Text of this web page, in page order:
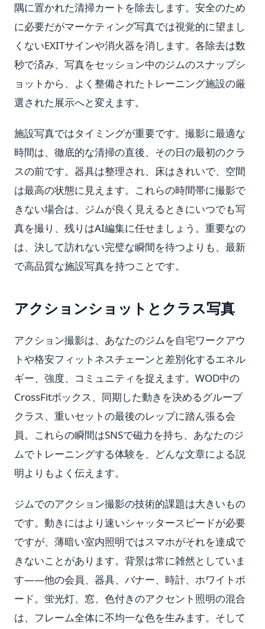
隅に置かれた清掃カートを除去します。安全のため
に必要だがマーケティング写真では視覚的に望まし
くないEXITサインや消火器を消します。各除去は数
秒で済み、写真をセッション中のジムのスナップシ
ョットから、よく整備されたトレーニング施設の厳
選された展示へと変えます。
施設写真ではタイミングが重要です。撮影に最適な
時間は、徹底的な清掃の直後、その日の最初のクラ
スの前です。器具は整理され、床はきれいで、空間
は最高の状態に見えます。これらの時間帯に撮影で
きない場合は、ジムが良く見えるときにいつでも写
真を撮り、残りはAI編集に任せましょう。重要なの
は、決して訪れない完璧な瞬間を待つよりも、最新
で高品質な施設写真を持つことです。
アクションショットとクラス写真
アクション撮影は、あなたのジムを自宅ワークアウ
トや格安フィットネスチェーンと差別化するエネル
ギー、強度、コミュニティを捉えます。WOD中の
CrossFitボックス、同期した動きを決めるグループ
クラス、重いセットの最後のレップに踏ん張る会
員。これらの瞬間はSNSで磁力を持ち、あなたのジ
ムでトレーニングする体験を、どんな文章による説
明よりもよく伝えます。
ジムでのアクション撮影の技術的課題は大きいもの
です。動きにはより速いシャッタースピードが必要
ですが、薄暗い室内照明ではスマホがそれを達成で
きないことがあります。背景は常に雑然としていま
す——他の会員、器具、バナー、時計、ホワイトボ
ード。蛍光灯、窓、色付きのアクセント照明の混合
は、フレーム全体に不均一な色を生みます。そして